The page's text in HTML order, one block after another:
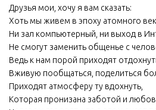
Друзья мои, хочу я вам сказать:
Хоть мы живем в эпоху атомного
Ни зал компьютерный, ни выход в
Не смогут заменить общенье с
Ведь к нам порой приходят
Вживую пообщаться, поделиться
Приходят атмосферу ту вдохнуть,
Которая пронизана заботой и